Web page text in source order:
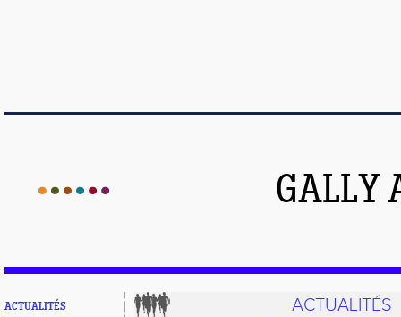
GALLY
ACTUALITÉS ACTUALITÉS